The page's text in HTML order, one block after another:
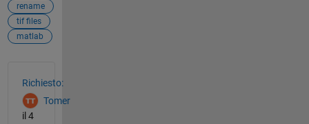
rename
tif files
matlab
Richiesto:
Tomer
il 4